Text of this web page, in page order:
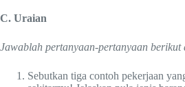
C. Uraian
Jawablah pertanyaan-pertanyaan berikut
Sebutkan tiga contoh pekerjaan